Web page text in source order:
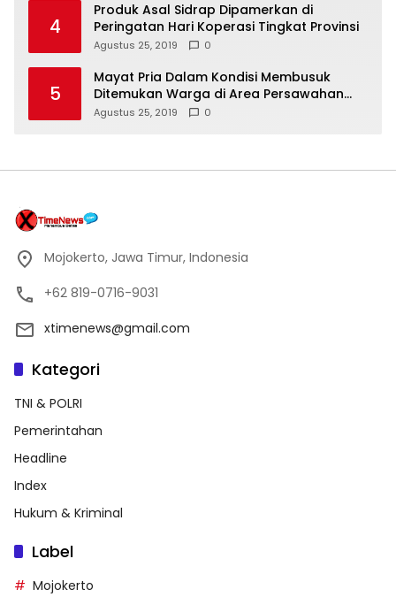
4
Produk Asal Sidrap Dipamerkan di
Peringatan Hari Koperasi Tingkat Provinsi
Agustus 25, 2019 0
5
Mayat Pria Dalam Kondisi Membusuk
Ditemukan Warga di Area Persawahan
Sidoarjo
Agustus 25, 2019 0
Mojokerto, Jawa Timur, Indonesia
+62 819-0716-9031
xtimenews@gmail.com
Kategori
TNI & POLRI
Pemerintahan
Headline
Index
Hukum & Kriminal
Label
Mojokerto